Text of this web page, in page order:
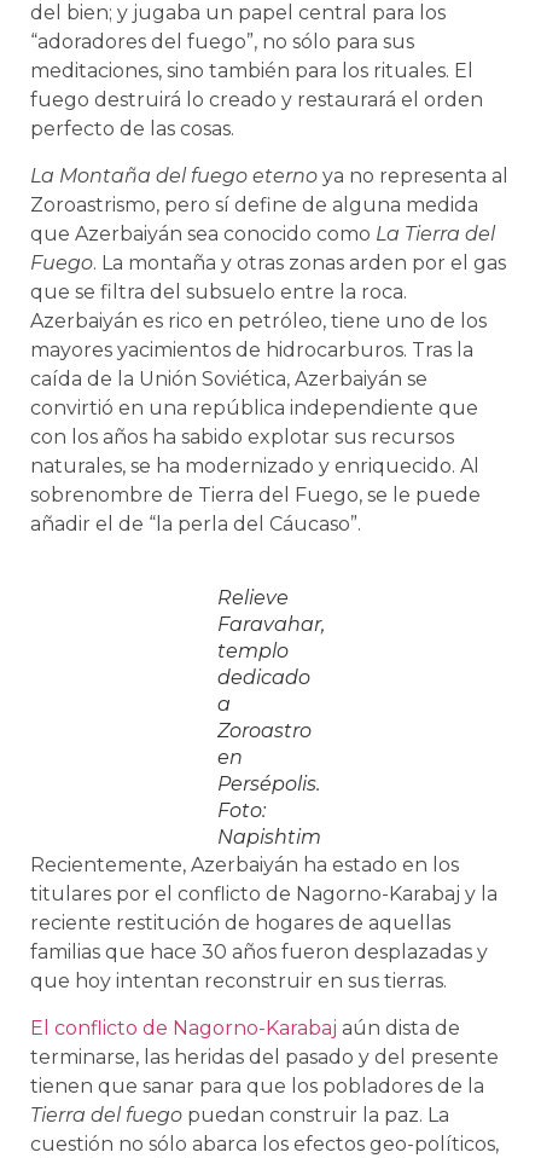
del bien; y jugaba un papel central para los
“adoradores del fuego”, no sólo para sus
meditaciones, sino también para los rituales. El
fuego destruirá lo creado y restaurará el orden
perfecto de las cosas.
La Montaña del fuego eterno ya no representa al
Zoroastrismo, pero sí define de alguna medida
que Azerbaiyán sea conocido como La Tierra del
Fuego. La montaña y otras zonas arden por el gas
que se filtra del subsuelo entre la roca.
Azerbaiyán es rico en petróleo, tiene uno de los
mayores yacimientos de hidrocarburos. Tras la
caída de la Unión Soviética, Azerbaiyán se
convirtió en una república independiente que
con los años ha sabido explotar sus recursos
naturales, se ha modernizado y enriquecido. Al
sobrenombre de Tierra del Fuego, se le puede
añadir el de “la perla del Cáucaso”.
Relieve
Faravahar,
templo
dedicado
a
Zoroastro
en
Persépolis.
Foto:
Napishtim
Recientemente, Azerbaiyán ha estado en los
titulares por el conflicto de Nagorno-Karabaj y la
reciente restitución de hogares de aquellas
familias que hace 30 años fueron desplazadas y
que hoy intentan reconstruir en sus tierras.
El conflicto de Nagorno-Karabaj aún dista de
terminarse, las heridas del pasado y del presente
tienen que sanar para que los pobladores de la
Tierra del fuego puedan construir la paz. La
cuestión no sólo abarca los efectos geo-políticos,